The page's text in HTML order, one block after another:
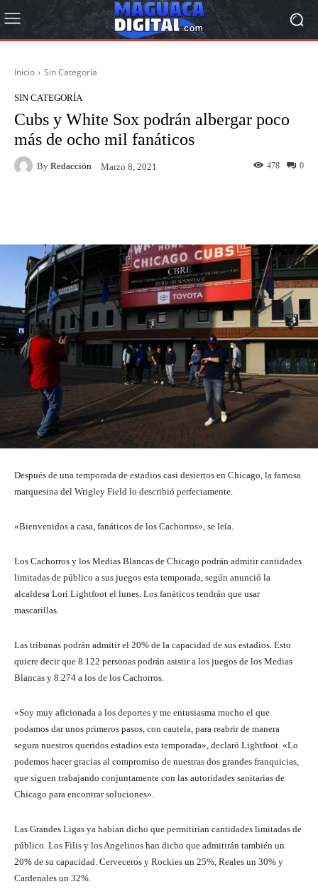
Inicio Sin Categoría
SIN CATEGORÍA
Cubs y White Sox podrán albergar poco
más de ocho mil fanáticos
By Redacción Marzo 8, 2021 0
478
Después de una temporada de estadios casi desiertos en Chicago, la famosa
marquesina del Wrigley Field lo describió perfectamente.
«Bienvenidos a casa, fanáticos de los Cachorros», se leía.
Los Cachorros y los Medias Blancas de Chicago podrán admitir cantidades
limitadas de público a sus juegos esta temporada, según anunció la
alcaldesa Lori Lightfoot el lunes. Los fanáticos tendrán que usar
mascarillas.
Las tribunas podrán admitir el 20% de la capacidad de sus estadios. Esto
quiere decir que 8.122 personas podrán asistir a los juegos de los Medias
Blancas y 8.274 a los de los Cachorros.
«Soy muy aficionada a los deportes y me entusiasma mucho el que
podamos dar unos primeros pasos, con cautela, para reabrir de manera
segura nuestros queridos estadios esta temporada», declaró Lightfoot. «Lo
podemos hacer gracias al compromiso de nuestras dos grandes franquicias,
que siguen trabajando conjuntamente con las autoridades sanitarias de
Chicago para encontrar soluciones».
Las Grandes Ligas ya habían dicho que permitirían cantidades limitadas de
público. Los Filis y los Angelinos han dicho que admitirán también un
20% de su capacidad. Cerveceros y Rockies un 25%, Reales un 30% y
Cardenales un 32%.